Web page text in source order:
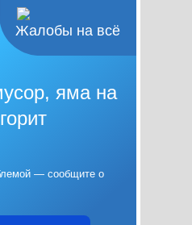
Жалобы на всё
яма на
— сообщите о